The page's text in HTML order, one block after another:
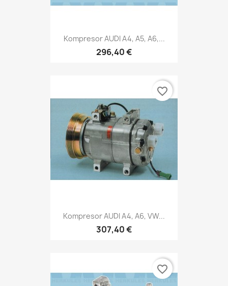
Kompresor AUDI A4, A5, A6,...
296,40 €
Kompresor AUDI A4, A6, VW...
307,40 €
favorite_border
favorite_border